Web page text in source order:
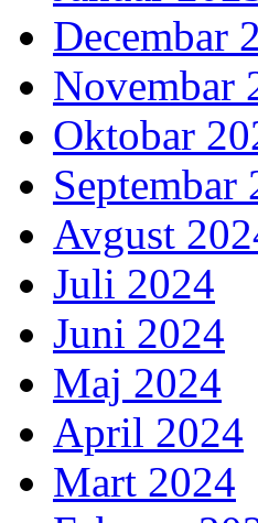
Decembar
Novembar
Oktobar
Septembar
Avgust
Juli 2024
Juni 2024
Maj 2024
April 2024
Mart 2024